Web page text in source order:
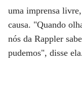
uma imprensa
causa. "Quando
nós da Rappler
pudemos", disse